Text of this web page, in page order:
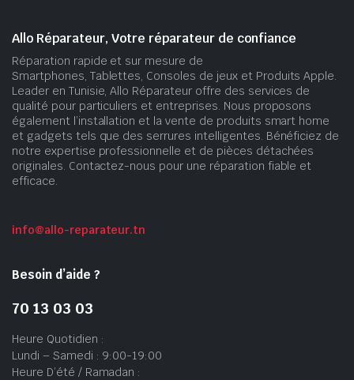
Allo Réparateur, Votre réparateur de confiance
Réparation rapide et sur mesure de
Smartphones, Tablettes, Consoles de jeux et Produits Apple.
Leader en Tunisie, Allo Réparateur offre des services de
qualité pour particuliers et entreprises. Nous proposons
également l’installation et la vente de produits smart home
et gadgets tels que des serrures intelligentes. Bénéficiez de
notre expertise professionnelle et de pièces détachées
originales. Contactez-nous pour une réparation fiable et
efficace.
info@allo-reparateur.tn
Besoin d’aide ?
70 13 03 03
Heure Quotidien :
Lundi – Samedi : 9:00-19:00
Heure D’été / Ramadan :